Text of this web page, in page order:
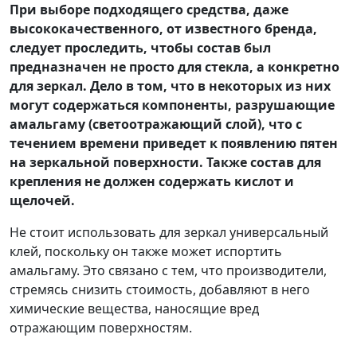
При выборе подходящего средства, даже
высококачественного, от известного бренда,
следует проследить, чтобы состав был
предназначен не просто для стекла, а конкретно
для зеркал. Дело в том, что в некоторых из них
могут содержаться компоненты, разрушающие
амальгаму (светоотражающий слой), что с
течением времени приведет к появлению пятен
на зеркальной поверхности. Также состав для
крепления не должен содержать кислот и
щелочей.
Не стоит использовать для зеркал универсальный
клей, поскольку он также может испортить
амальгаму. Это связано с тем, что производители,
стремясь снизить стоимость, добавляют в него
химические вещества, наносящие вред
отражающим поверхностям.